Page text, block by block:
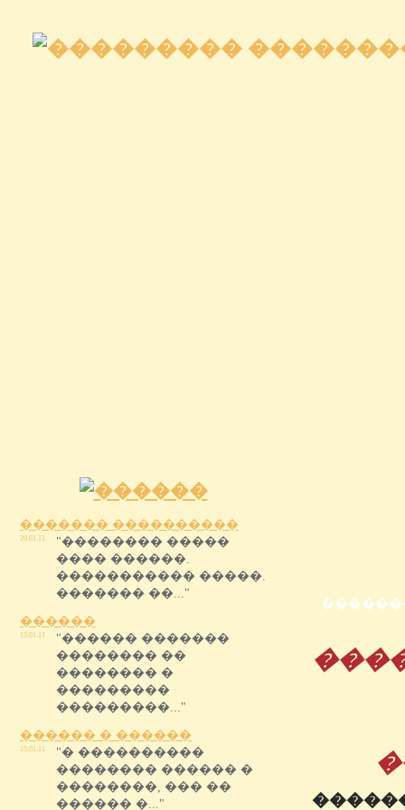
������� ����������
20.01.11
"�������� �����
���� ������.
����������� �����.
������� ��..."
������
15.01.11
"������ �������
�������� ��
�������� �
���������
���������..."
������ � ������
15.01.11
"� ����������
�������� ������ �
��������, ��� ��
������ �..."